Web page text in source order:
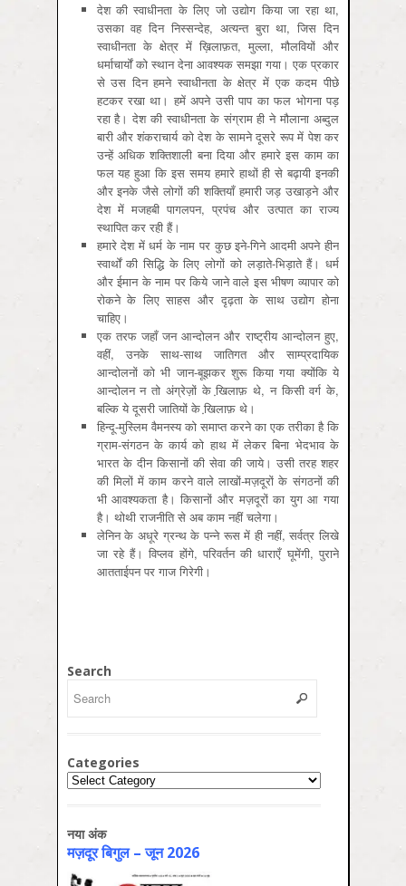
देश की स्वाधीनता के लिए जो उद्योग किया जा रहा था,
उसका वह दिन निस्सन्देह, अत्यन्त बुरा था, जिस दिन
स्वाधीनता के क्षेत्र में ख़िलाफ़त, मुल्ला, मौलवियों और
धर्माचार्यों को स्थान देना आवश्यक समझा गया। एक प्रकार
से उस दिन हमने स्वाधीनता के क्षेत्र में एक कदम पीछे
हटकर रखा था। हमें अपने उसी पाप का फल भोगना पड़
रहा है। देश की स्वाधीनता के संग्राम ही ने मौलाना अब्दुल
बारी और शंकराचार्य को देश के सामने दूसरे रूप में पेश कर
उन्हें अधिक शक्तिशाली बना दिया और हमारे इस काम का
फल यह हुआ कि इस समय हमारे हाथों ही से बढ़ायी इनकी
और इनके जैसे लोगों की शक्तियाँ हमारी जड़ उखाड़ने और
देश में मजहबी पागलपन, प्रपंच और उत्पात का राज्य
स्थापित कर रही हैं।
हमारे देश में धर्म के नाम पर कुछ इने-गिने आदमी अपने हीन
स्वार्थों की सिद्धि के लिए लोगों को लड़ाते-भिड़ाते हैं। धर्म
और ईमान के नाम पर किये जाने वाले इस भीषण व्यापार को
रोकने के लिए साहस और दृढ़ता के साथ उद्योग होना
चाहिए।
एक तरफ जहाँ जन आन्दोलन और राष्ट्रीय आन्दोलन हुए,
वहीं, उनके साथ-साथ जातिगत और साम्प्रदायिक
आन्दोलनों को भी जान-बूझकर शुरू किया गया क्योंकि ये
आन्दोलन न तो अंग्रेज़ों के खि़लाफ़ थे, न किसी वर्ग के,
बल्कि ये दूसरी जातियों के खि़लाफ़ थे।
हिन्दू-मुस्लिम वैमनस्य को समाप्त करने का एक तरीका है कि
ग्राम-संगठन के कार्य को हाथ में लेकर बिना भेदभाव के
भारत के दीन किसानों की सेवा की जाये। उसी तरह शहर
की मिलों में काम करने वाले लाखों-मज़दूरों के संगठनों की
भी आवश्यकता है। किसानों और मज़दूरों का युग आ गया
है। थोथी राजनीति से अब काम नहीं चलेगा।
लेनिन के अधूरे ग्रन्थ के पन्ने रूस में ही नहीं, सर्वत्र लिखे
जा रहे हैं। विप्लव होंगे, परिवर्तन की धाराएँ घूमेंगी, पुराने
आतताईपन पर गाज गिरेगी।
Search
Categories
Categories
नया अंक
मज़दूर बिगुल – जून 2026